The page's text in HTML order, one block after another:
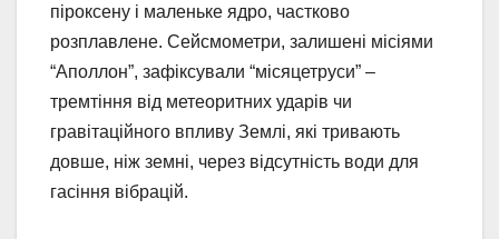
піроксену і маленьке ядро, частково
розплавлене. Сейсмометри, залишені місіями
“Аполлон”, зафіксували “місяцетруси” –
тремтіння від метеоритних ударів чи
гравітаційного впливу Землі, які тривають
довше, ніж земні, через відсутність води для
гасіння вібрацій.